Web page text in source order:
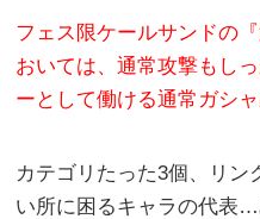
フェス限ケールサンドの
おいては、通常攻撃もし
ーとして働ける通常ガシ
カテゴリたった3個、リン
い所に困るキャラの代表